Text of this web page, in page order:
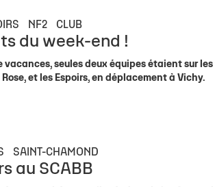
NF2 CLUB
du week-end !
vacances, seules deux équipes étaient sur
et les Espoirs, en déplacement à Vichy.
SAINT-CHAMOND
au SCABB